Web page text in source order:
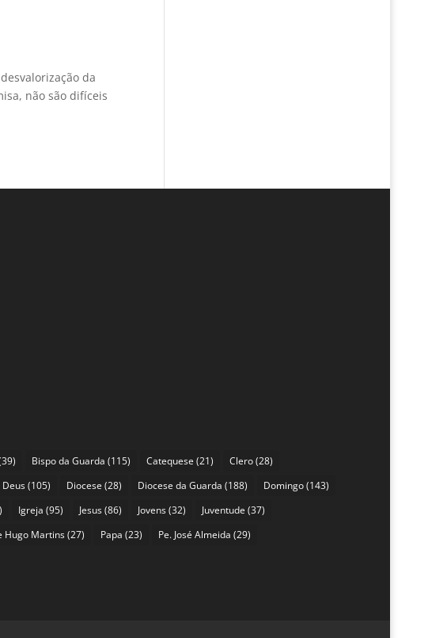
da
não são difíceis
Bispo da Guarda (115) Catequese (21) Clero(28)
Deus(105) Diocese (28) Diocese da Guarda (188) Domingo(143)
Igreja (95) Jesus(86) Jovens(32) Juventude (37)
Hugo Martins(27) Papa (23) Pe. José Almeida (29)